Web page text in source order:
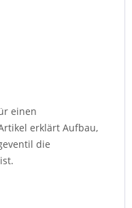
einen
erklärt Aufbau,
die